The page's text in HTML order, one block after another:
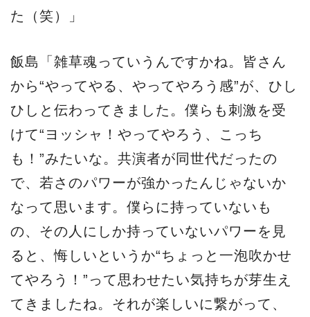
た（笑）」
飯島「雑草魂っていうんですかね。皆さん
から“やってやる、やってやろう感”が、ひし
ひしと伝わってきました。僕らも刺激を受
けて“ヨッシャ！やってやろう、こっち
も！”みたいな。共演者が同世代だったの
で、若さのパワーが強かったんじゃないか
なって思います。僕らに持っていないも
の、その人にしか持っていないパワーを見
ると、悔しいというか“ちょっと一泡吹かせ
てやろう！”って思わせたい気持ちが芽生え
てきましたね。それが楽しいに繋がって、